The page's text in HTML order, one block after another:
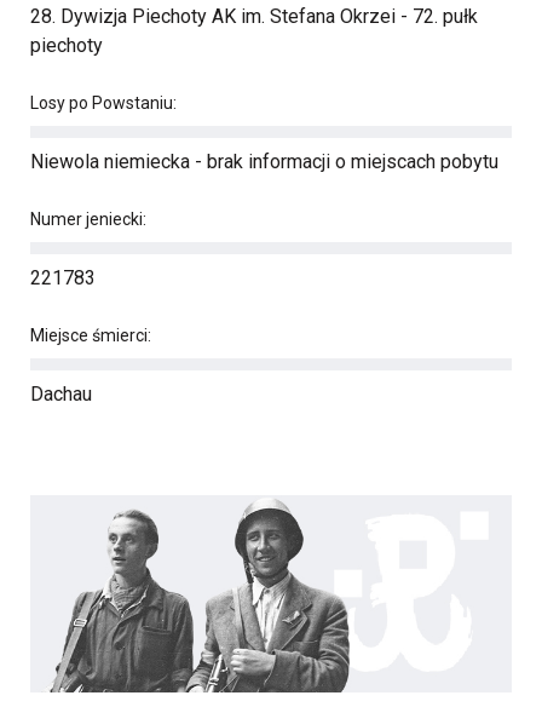
28. Dywizja Piechoty AK im. Stefana Okrzei - 72. pułk
piechoty
Losy po Powstaniu:
Niewola niemiecka - brak informacji o miejscach pobytu
Numer jeniecki:
221783
Miejsce śmierci:
Dachau